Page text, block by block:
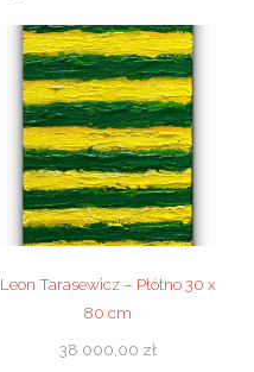
Leon Tarasewicz – Płótno 30 x
80 cm
38 000,00 zł